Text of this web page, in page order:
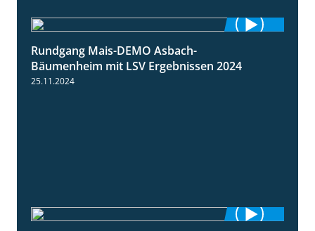
Rundgang Mais-DEMO Asbach-
Bäumenheim mit LSV Ergebnissen 2024
25.11.2024